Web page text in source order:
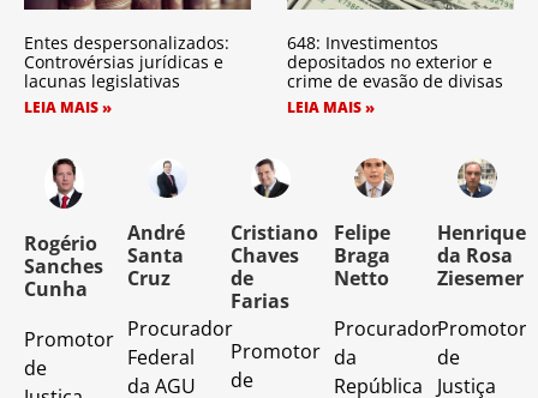
Entes despersonalizados:
Controvérsias jurídicas e
lacunas legislativas
LEIA MAIS »
648: Investimentos
depositados no exterior e
crime de evasão de divisas
LEIA MAIS »
Rogério
Sanches
Cunha
Promotor
de
André
Santa
Cruz
Procurador
Federal
da AGU
Cristiano
Chaves
de
Farias
Promotor
de
Felipe
Braga
Netto
Procurador
da
República
Henrique
da Rosa
Ziesemer
Promotor
de
Justiça